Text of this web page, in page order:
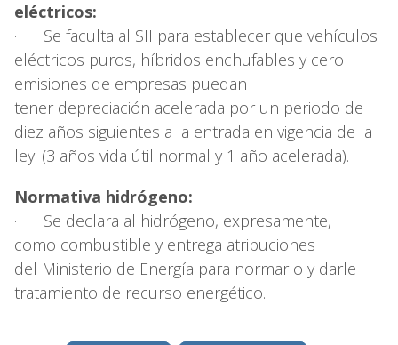
eléctricos:
· Se faculta al SII para establecer que vehículos
eléctricos puros, híbridos enchufables y cero
emisiones de empresas puedan
tener depreciación acelerada por un periodo de
diez años siguientes a la entrada en vigencia de la
ley. (3 años vida útil normal y 1 año acelerada).
Normativa hidrógeno:
· Se declara al hidrógeno, expresamente,
como combustible y entrega atribuciones
del Ministerio de Energía para normarlo y darle
tratamiento de recurso energético.